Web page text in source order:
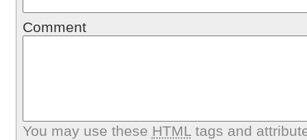
Comment
You may use these HTMLtags and